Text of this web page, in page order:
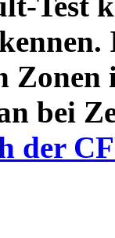
Zonen
bei
der